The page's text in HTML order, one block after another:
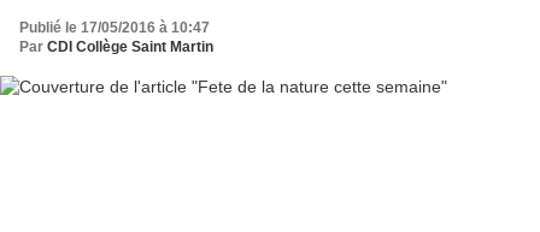
Publié le 17/05/2016 à 10:47
Par CDI Collège Saint Martin